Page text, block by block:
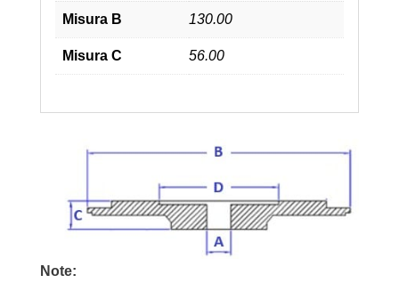
Misura B 130.00
Misura C 56.00
Note: